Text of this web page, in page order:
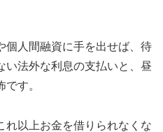
個人間融資に手を出せば、待
い法外な利息の支払いと、昼
す。
れ以上お金を借りられなくな